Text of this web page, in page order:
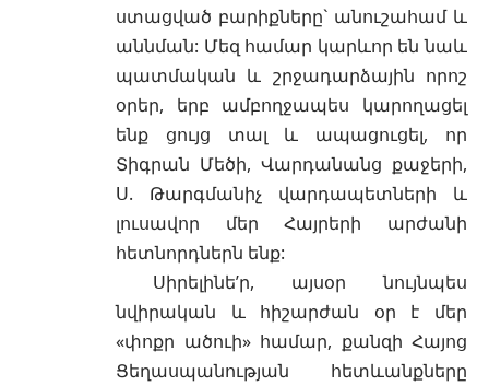
ստացված բարիքները` անուշահամ և
աննման: Մեզ համար կարևոր են նաև
պատմական և շրջադարձային որոշ
օրեր, երբ ամբողջապես կարողացել
ենք ցույց տալ և ապացուցել, որ
Տիգրան Մեծի, Վարդանանց քաջերի,
Ս. Թարգմանիչ վարդապետների և
լուսավոր մեր Հայրերի արժանի
հետնորդներն ենք:
Սիրելինե’ր, այսօր նույնպես
նվիրական և հիշարժան օր է մեր
«փոքր ածուի» համար, քանզի Հայոց
Ցեղասպանության հետևանքները